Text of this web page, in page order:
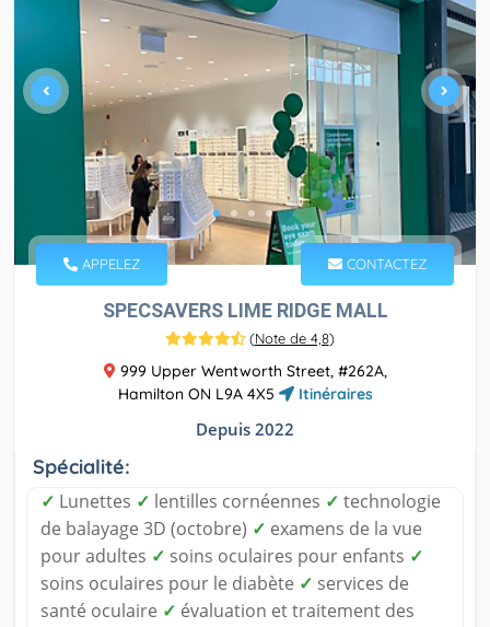
APPELEZ CONTACTEZ
SPECSAVERS LIME RIDGE MALL
(Note de 4,8)
999 Upper Wentworth Street, #262A,
Hamilton ON L9A 4X5
Itinéraires
Depuis 2022
Spécialité:
✓ Lunettes ✓ lentilles cornéennes ✓ technologie
de balayage 3D (octobre) ✓ examens de la vue
pour adultes ✓ soins oculaires pour enfants ✓
soins oculaires pour le diabète ✓ services de
santé oculaire ✓ évaluation et traitement des